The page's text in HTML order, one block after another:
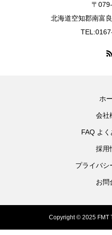
〒
北海道空知郡南富
ホ
会社
FAQ よ
採用
プライバシ
お問
Copyright © 2025 FMT